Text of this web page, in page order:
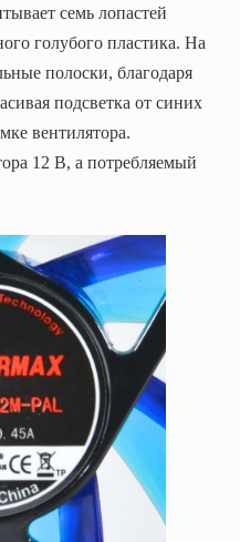
семь лопастей
голубого пластика. На
полоски, благодаря
подсветка от синих
вентилятора.
12 В, а потребляемый